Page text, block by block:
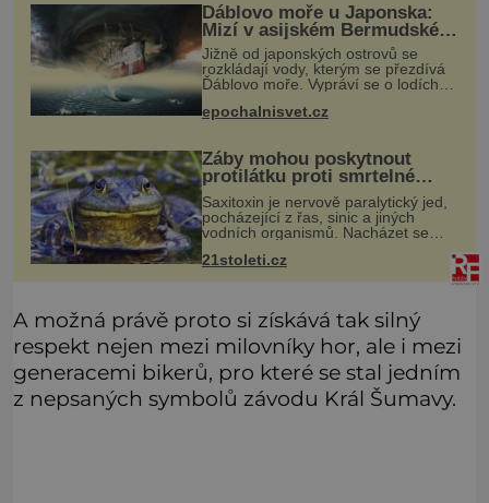
Ďáblovo moře u Japonska:
Mizí v asijském Bermudském
trojúhelníku lodě ve spárech
neznámé síly?
Jižně od japonských ostrovů se
rozkládají vody, kterým se přezdívá
Ďáblovo moře. Vypráví se o lodích
mizejících beze stopy, podivných
světlech, zrádných proudech i
epochalnisvet.cz
Žáby mohou poskytnout
protilátku proti smrtelné
otravě měkkýši
Saxitoxin je nervově paralytický jed,
pocházející z řas, sinic a jiných
vodních organismů. Nacházet se
mlžích, jako jsou ústřice nebo slávky.
K příznakům otravy patří
21stoleti.cz
A možná právě proto si získává tak silný
respekt nejen mezi milovníky hor, ale i mezi
generacemi bikerů, pro které se stal jedním
z nepsaných symbolů závodu Král Šumavy.